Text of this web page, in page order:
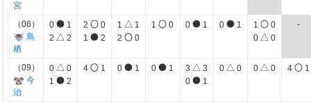
宮
（08）
鳥
栖
0 ● 1
2 △ 2
2 〇 0
1 ● 2
1 △ 1
2 〇 0
1 〇 0 0 ● 1 0 ● 1 1 〇 0
0 △ 0
-
（09）
今
治
0 △ 0
1 ● 2
4 〇 1 0 ● 1 0 ● 1 3 △ 3
0 ● 1
0 △ 0 0 △ 0 4 〇 1